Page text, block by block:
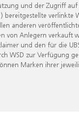
und der Zugriff
anderen
Anlegern verkauft
und den für die
zur Verfügung
Marken ihrer